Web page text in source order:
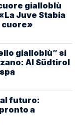
gialloblù
Juve Stabia
cuore»
gialloblù” si
Al Südtirol
futuro:
a